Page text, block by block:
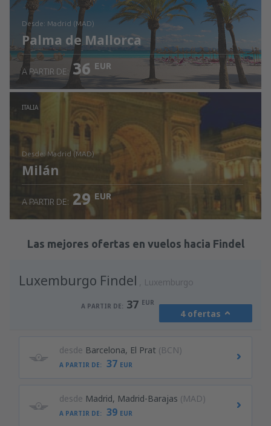
desde: Madrid (MAD)
Palma de Mallorca
Revisa los detalles
A PARTIR DE: 36 EUR
ITALIA
desde: Madrid (MAD)
Milán
Revisa los detalles
A PARTIR DE: 29 EUR
Las mejores ofertas en vuelos hacia Findel
Luxemburgo Findel Luxemburgo
A PARTIR DE: 37 EUR
4 ofertas
desde Barcelona, El Prat (BCN)
A PARTIR DE: 37 EUR
desde Madrid, Madrid-Barajas (MAD)
A PARTIR DE: 39 EUR